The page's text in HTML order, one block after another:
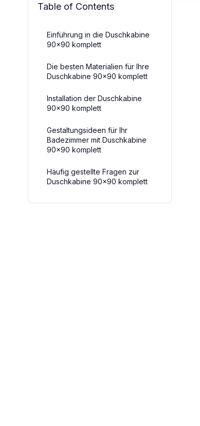
Table of Contents
Einführung in die Duschkabine
90x90 komplett
Die besten Materialien für Ihre
Duschkabine 90x90 komplett
Installation der Duschkabine
90x90 komplett
Gestaltungsideen für Ihr
Badezimmer mit Duschkabine
90x90 komplett
Häufig gestellte Fragen zur
Duschkabine 90x90 komplett